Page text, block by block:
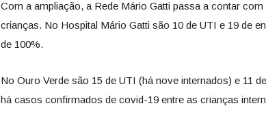
Com a ampliação, a Rede Mário Gatti passa a contar
crianças. No Hospital Mário Gatti são 10 de UTI e 19 de
de 100%.
No Ouro Verde são 15 de UTI (há nove internados) e 11
há casos confirmados de covid-19 entre as crianças